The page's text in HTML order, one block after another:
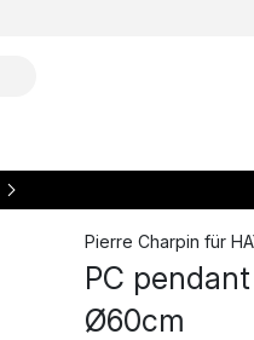
Pierre Charpin für
PC
Ø60cm